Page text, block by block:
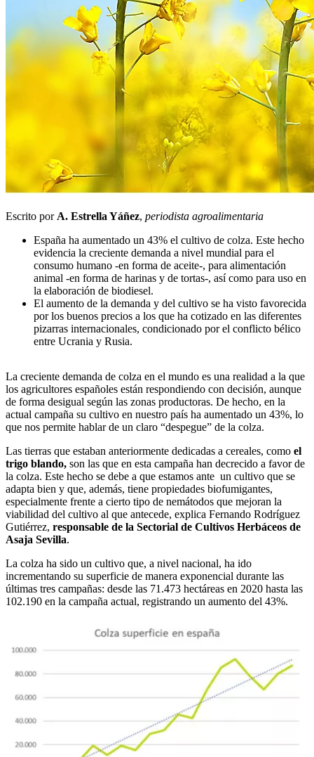
Escrito por A. Estrella Yáñez, periodista agroalimentaria
España ha aumentado un 43% el cultivo de colza. Este hecho
evidencia la creciente demanda a nivel mundial para el
consumo humano -en forma de aceite-, para alimentación
animal -en forma de harinas y de tortas-, así como para uso en
la elaboración de biodiesel.
El aumento de la demanda y del cultivo se ha visto favorecida
por los buenos precios a los que ha cotizado en las diferentes
pizarras internacionales, condicionado por el conflicto bélico
entre Ucrania y Rusia.
La creciente demanda de colza en el mundo es una realidad a la que
los agricultores españoles están respondiendo con decisión, aunque
de forma desigual según las zonas productoras. De hecho, en la
actual campaña su cultivo en nuestro país ha aumentado un 43%, lo
que nos permite hablar de un claro “despegue” de la colza.
Las tierras que estaban anteriormente dedicadas a cereales, como el
trigo blando, son las que en esta campaña han decrecido a favor de
la colza. Este hecho se debe a que estamos ante un cultivo que se
adapta bien y que, además, tiene propiedades biofumigantes,
especialmente frente a cierto tipo de nemátodos que mejoran la
viabilidad del cultivo al que antecede, explica Fernando Rodríguez
Gutiérrez, responsable de la Sectorial de Cultivos Herbáceos de
Asaja Sevilla.
La colza ha sido un cultivo que, a nivel nacional, ha ido
incrementando su superficie de manera exponencial durante las
últimas tres campañas: desde las 71.473 hectáreas en 2020 hasta las
102.190 en la campaña actual, registrando un aumento del 43%.